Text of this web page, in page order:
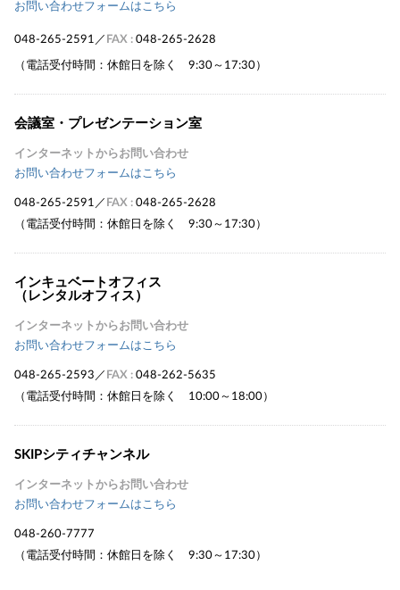
お問い合わせフォームはこちら
048-265-2591 ／ FAX :048-265-2628
（電話受付時間：休館日を除く 9:30～17:30）
会議室・プレゼンテーション室
インターネットからお問い合わせ
お問い合わせフォームはこちら
048-265-2591 ／ FAX :048-265-2628
（電話受付時間：休館日を除く 9:30～17:30）
インキュベートオフィス
（レンタルオフィス）
インターネットからお問い合わせ
お問い合わせフォームはこちら
048-265-2593 ／ FAX :048-262-5635
（電話受付時間：休館日を除く 10:00～18:00）
SKIPシティチャンネル
インターネットからお問い合わせ
お問い合わせフォームはこちら
048-260-7777
（電話受付時間：休館日を除く 9:30～17:30）